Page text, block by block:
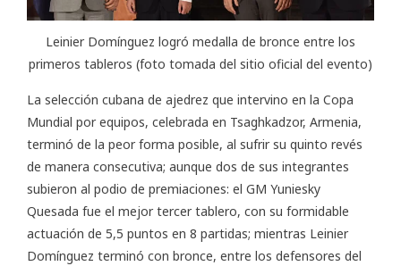
Leinier Domínguez logró medalla de bronce entre los
primeros tableros (foto tomada del sitio oficial del evento)
La selección cubana de ajedrez que intervino en la Copa
Mundial por equipos, celebrada en Tsaghkadzor, Armenia,
terminó de la peor forma posible, al sufrir su quinto revés
de manera consecutiva; aunque dos de sus integrantes
subieron al podio de premiaciones: el GM Yuniesky
Quesada fue el mejor tercer tablero, con su formidable
actuación de 5,5 puntos en 8 partidas; mientras Leinier
Domínguez terminó con bronce, entre los defensores del